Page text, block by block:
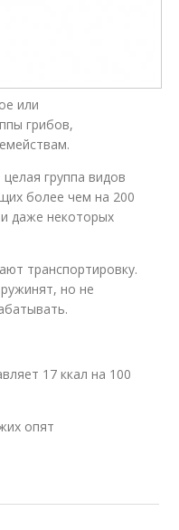
или
грибов,
группа видов
более чем на 200
даже некоторых
транспортировку.
но не
17 ккал на 100
опят